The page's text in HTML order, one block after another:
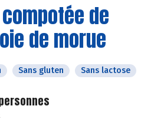
de
de morue
Sans gluten Sans lactose